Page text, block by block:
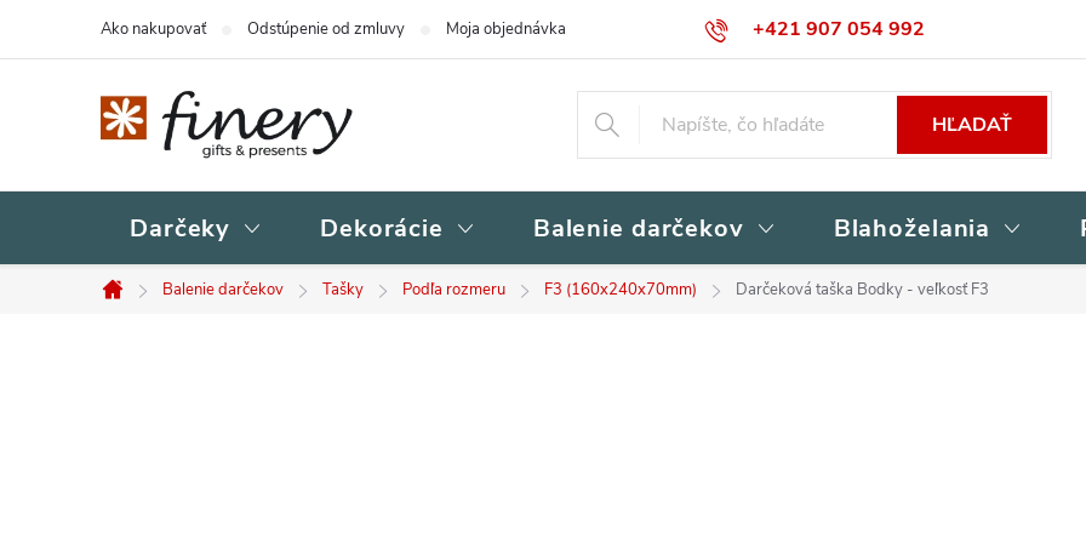
+421 907 054 992
Ako nakupovať Odstúpenie od zmluvy Moja objednávka Obchodné podmienky Podmienky ochrany
HĽADAŤ
Darčeky Dekorácie Balenie darčekov Blahoželania
Domov
Balenie darčekov Tašky Podľa rozmeru F3 (160x240x70mm) Darčeková taška Bodky - veľkosť F3